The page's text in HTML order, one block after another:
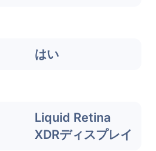
はい
Liquid Retina
XDRディスプレイ